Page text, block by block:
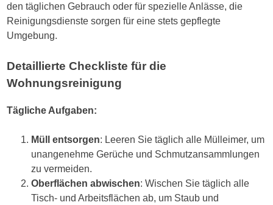
den täglichen Gebrauch oder für spezielle Anlässe, die
Reinigungsdienste sorgen für eine stets gepflegte
Umgebung.
Detaillierte Checkliste für die
Wohnungsreinigung
Tägliche Aufgaben:
Müll entsorgen: Leeren Sie täglich alle Mülleimer, um
unangenehme Gerüche und Schmutzansammlungen
zu vermeiden.
Oberflächen abwischen: Wischen Sie täglich alle
Tisch- und Arbeitsflächen ab, um Staub und